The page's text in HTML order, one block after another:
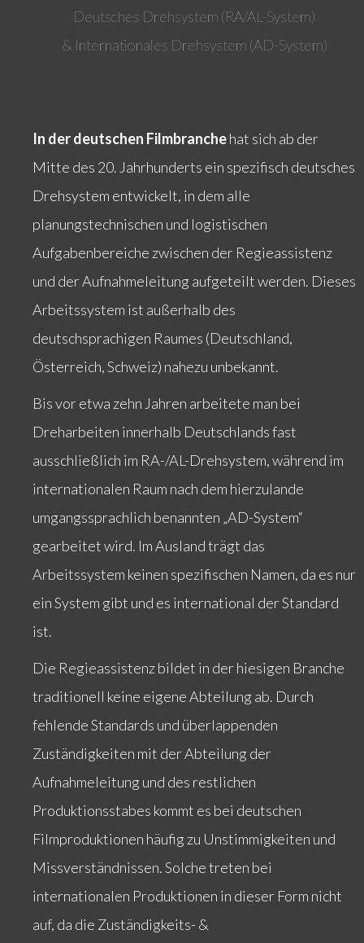
Deutsches Drehsystem (RA/AL-System)
& Internationales Drehsystem (AD-System)
In der deutschen Filmbranchehat sich ab der
Mitte des 20. Jahrhunderts ein spezifisch deutsches
Drehsystem entwickelt, in dem alle
planungstechnischen und logistischen
Aufgabenbereiche zwischen der Regieassistenz
und der Aufnahmeleitung aufgeteilt werden. Dieses
Arbeitssystem ist außerhalb des
deutschsprachigen Raumes (Deutschland,
Österreich, Schweiz) nahezu unbekannt.
Bis vor etwa zehn Jahren arbeitete man bei
Dreharbeiten innerhalb Deutschlands fast
ausschließlich im RA-/AL-Drehsystem, während im
internationalen Raum nach dem hierzulande
umgangssprachlich benannten „AD-System“
gearbeitet wird. Im Ausland trägt das
Arbeitssystem keinen spezifischen Namen, da es nur
ein System gibt und es international der Standard
ist.
Die Regieassistenz bildet in der hiesigen Branche
traditionell keine eigene Abteilung ab. Durch
fehlende Standards und überlappenden
Zuständigkeiten mit der Abteilung der
Aufnahmeleitung und des restlichen
Produktionsstabes kommt es bei deutschen
Filmproduktionen häufig zu Unstimmigkeiten und
Missverständnissen. Solche treten bei
internationalen Produktionen in dieser Form nicht
auf, da die Zuständigkeits- &